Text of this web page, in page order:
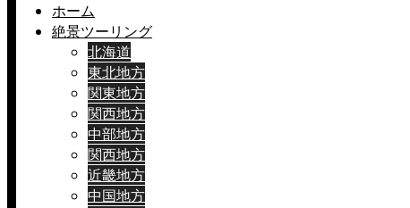
ホーム
絶景ツーリング
北海道
東北地方
関東地方
関西地方
中部地方
関西地方
近畿地方
中国地方